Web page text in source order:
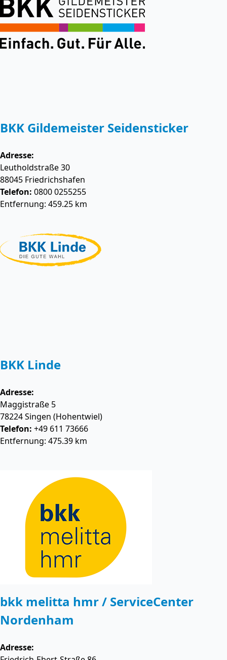
BKK Gildemeister Seidensticker
Adresse:
Leutholdstraße 30
88045 Friedrichshafen
Telefon: 0800 0255255
Entfernung: 459.25 km
BKK Linde
Adresse:
Maggistraße 5
78224Singen (Hohentwiel)
Telefon: +49 611 73666
Entfernung: 475.39 km
bkk melitta hmr / ServiceCenter
Nordenham
Adresse: